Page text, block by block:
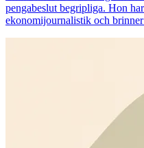
pengabeslut begripliga. Hon
ekonomijournalistik och